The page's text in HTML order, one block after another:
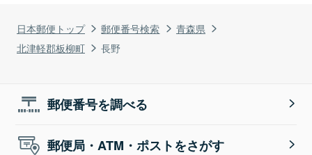
日本郵便トップ 郵便番号検索
青森県
北津軽郡板柳町
長野
郵便番号を調べる
郵便局・ATM・ポストをさがす